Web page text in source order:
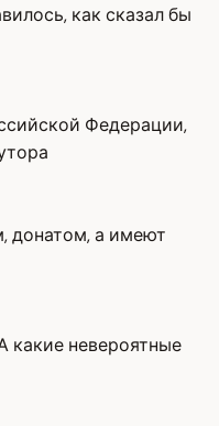
как сказал бы
Федерации,
донатом, а имеют
какие невероятные